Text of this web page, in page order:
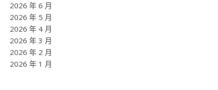
2026 年 6 月
2026 年 5 月
2026 年 4 月
2026 年 3 月
2026 年 2 月
2026 年 1 月